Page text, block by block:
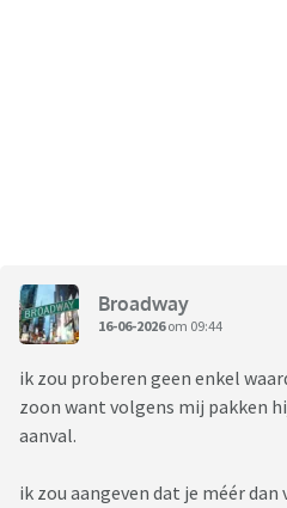
Broadway
16-06-2026om 09:44
ik zou proberen geen enkel
zoon want volgens mij pakken
aanval.
ik zou aangeven dat je méér